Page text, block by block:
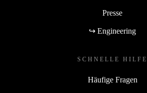
Presse
↪ Engineering
SCHNELLE HILFE
Häufige Fragen